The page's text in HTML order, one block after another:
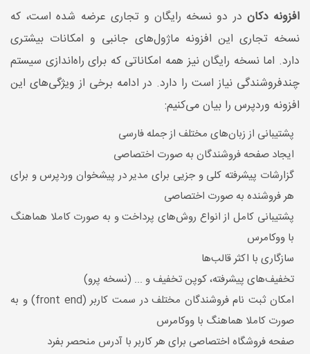
افزونه دکان در دو نسخه رایگان و تجاری عرضه شده است، که
نسخه تجاری این افزونه ماژول‌های جانبی و امکانات بیشتری
دارد. اما نسخه رایگان نیز همه امکاناتی که برای راه‌اندازی سیستم
چندفروشندگی نیاز است را دارد. در ادامه برخی از ویژگی‌های این
افزونه وردپرس را بیان می‌کنیم:
پشتیبانی از زبان‌های مختلف از جمله فارسی
ایجاد صفحه فروشندگان به صورت اختصاصی
گزارشات پیشرفته کلی و جزیی برای مدیر در پیشخوان وردپرس و برای
هر فروشنده به صورت اختصاصی
پشتیبانی کامل از انواع روش‌های پرداخت و به صورت کاملا هماهنگ
با ووکامرس
سازگاری با اکثر قالب‌ها
تخفیف‌های پیشرفته، کوپن تخفیف و ... (نسخه پرو)
امکان ثبت نام فروشندگان مختلف در سمت کاربر (front end) و به
صورت کاملا هماهنگ با ووکامرس
صفحه فروشگاه اختصاصی برای هر کاربر با آدرس منحصر بفرد